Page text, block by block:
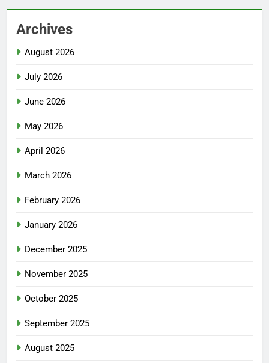
Archives
August 2026
July 2026
June 2026
May 2026
April 2026
March 2026
February 2026
January 2026
December 2025
November 2025
October 2025
September 2025
August 2025